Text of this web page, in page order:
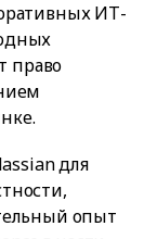
ИТ-
право
для
опыт